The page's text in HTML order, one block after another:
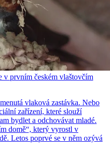
v prvním českém vlaštovčím
vlaková zastávka. Nebo
zařízení, které slouží
bydlet a odchovávat mladé.
domě“, který vyrostl v
Letos poprvé se v něm ozývá